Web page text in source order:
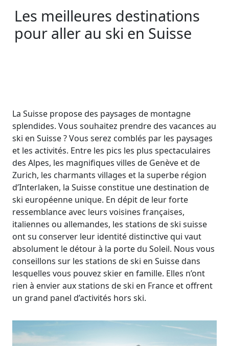
Les meilleures destinations
pour aller au ski en Suisse
La Suisse propose des paysages de montagne
splendides. Vous souhaitez prendre des vacances au
ski en Suisse ? Vous serez comblés par les paysages
et les activités. Entre les pics les plus spectaculaires
des Alpes, les magnifiques villes de Genève et de
Zurich, les charmants villages et la superbe région
d’Interlaken, la Suisse constitue une destination de
ski européenne unique. En dépit de leur forte
ressemblance avec leurs voisines françaises,
italiennes ou allemandes, les stations de ski suisse
ont su conserver leur identité distinctive qui vaut
absolument le détour à la porte du Soleil. Nous vous
conseillons sur les stations de ski en Suisse dans
lesquelles vous pouvez skier en famille. Elles n’ont
rien à envier aux stations de ski en France et offrent
un grand panel d’activités hors ski.